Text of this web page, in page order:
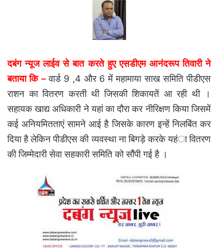
दबंग न्यूज लाईव से बात करते हुए एसडीएम आनंदरूप तिवारी ने
बताया कि –वार्ड 9 ,4 और 6 में महामाया साख समिति पीडीएस
राशन का वितरण करती थी जिसकी शिकायतें आ रही थी ।
सहायक खाद्य अधिकारी ने यहां का दौरा कर नीरिक्षण किया जिसमें
कई अनियमितताएं सामने आई है जिसके कारण इन्हें निलबिंत कर
दिया है लेकिन पीडीएस की व्यवस्था ना बिगड़े करके यहंा वितरण
की जिम्मेदारी सेवा सहकारी समिति को सौंपी गई है ।